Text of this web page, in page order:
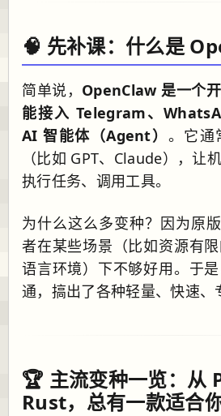
🧠 先补课：什么是
简单说， OpenClaw 是一个
能接入 Telegram、
AI 智能体（Agent） 。它通
（比如 GPT、Claude），让
执行任务、调用工具。
为什么这么多变种？因为原
者在某些场景（比如资源有
语言环境）下不够好用。于
通，搞出了各种轻量、快速、
🏆 主流变种一览：从
Rust，总有一款适合